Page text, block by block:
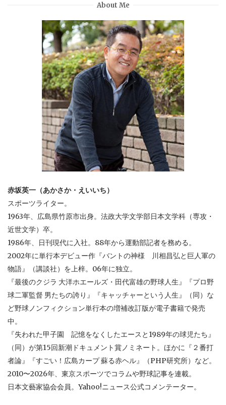
About Me
赤坂英一（あかさか・えいいち）
スポーツライター。
1963年、広島県竹原市出身。法政大学文学部日本文学科（専攻・
近世文学）卒。
1986年、日刊現代に入社。88年から運動部記者を務める。
2002年に単行本デビュー作『バントの神様 川相昌弘と巨人軍の
物語』（講談社）を上梓。06年に独立。
『最後のクジラ 大洋ホエールズ・田代富雄の野球人生』『プロ野
球二軍監督 男たちの誇り』『キャッチャーという人生』（同）な
ど野球ノンフィクション単行本の増補改訂版が電子書籍で発売
中。
『失われた甲子園 記憶をなくしたエースと1989年の球児たち』
（同）が第15回新潮ドキュメント賞ノミネート。ほかに『２番打
者論』『すごい！広島カープ 蘇る赤ヘル』（PHP研究所）など。
2010〜2026年、東京スポーツでコラムや野球記事を連載。
日本文藝家協会会員。Yahoo!ニュース公式コメンテーター。